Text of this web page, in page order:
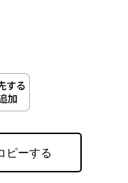
ピーする